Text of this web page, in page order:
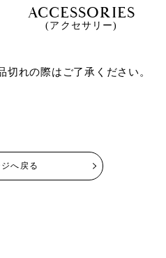
ACCESSORIES
(アクセサリー)
切れの際はご了承ください。
へ戻る